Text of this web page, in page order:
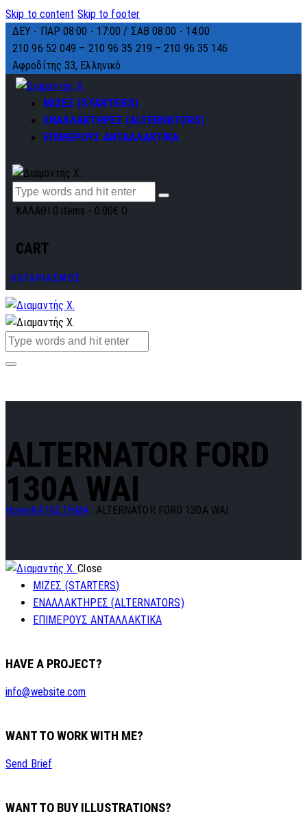
Skip to content Skip to footer
ΔΕΥ - ΠΑΡ 08:00 - 17:00 / ΣΑΒ 08:00 - 14:00
210 96 52 049 – 210 96 35 219 –210 96 35 146
Αφροδίτης 33, Ελληνικό
ΜΙΖΕΣ (STARTERS)
ΕΝΑΛΛΑΚΤΗΡΕΣ (ALTERNATORS)
ΕΠΙΜΕΡΟΥΣ ΑΝΤΑΛΛΑΚΤΙΚΑ
ΚΑΛΑΘΙ 0 items - 0.00€ 0
CART
ΛΟΓΑΡΙΑΣΜΟΣ
ALTERNATOR FORD
130A WAI
Home ΚΑΤΑΣΤΗΜΑ...ALTERNATOR FORD 130A WAI
Close
ΜΙΖΕΣ (STARTERS)
ΕΝΑΛΛΑΚΤΗΡΕΣ (ALTERNATORS)
ΕΠΙΜΕΡΟΥΣ ΑΝΤΑΛΛΑΚΤΙΚΑ
HAVE A PROJECT?
info@website.com
WANT TO WORK WITH ME?
Send Brief
WANT TO BUY ILLUSTRATIONS?